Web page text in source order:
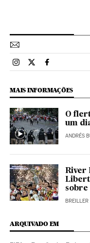
Esportes El País Brasil
Esportes El País
Esportes El
MAIS INFORMAÇÕES
O
um
ANDRÉS
River
sobre
BREILLER
ARQUIVADO EM